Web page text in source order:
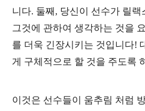
니다. 둘째, 당신이 선수가 릴랙
그것에 관하여 생각하는 것을
를 더욱 긴장시키는 것입니다!
게 구체적으로 할 것을 주도록
이것은 선수들이 움추림 처럼